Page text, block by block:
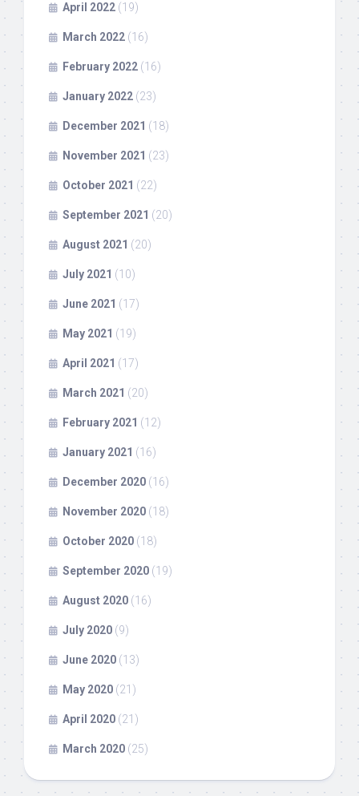
April 2022 (19)
March 2022 (16)
February 2022 (16)
January 2022 (23)
December 2021 (18)
November 2021 (23)
October 2021 (22)
September 2021 (20)
August 2021 (20)
July 2021 (10)
June 2021 (17)
May 2021 (19)
April 2021 (17)
March 2021 (20)
February 2021 (12)
January 2021 (16)
December 2020 (16)
November 2020 (18)
October 2020 (18)
September 2020 (19)
August 2020 (16)
July 2020 (9)
June 2020 (13)
May 2020 (21)
April 2020 (21)
March 2020 (25)